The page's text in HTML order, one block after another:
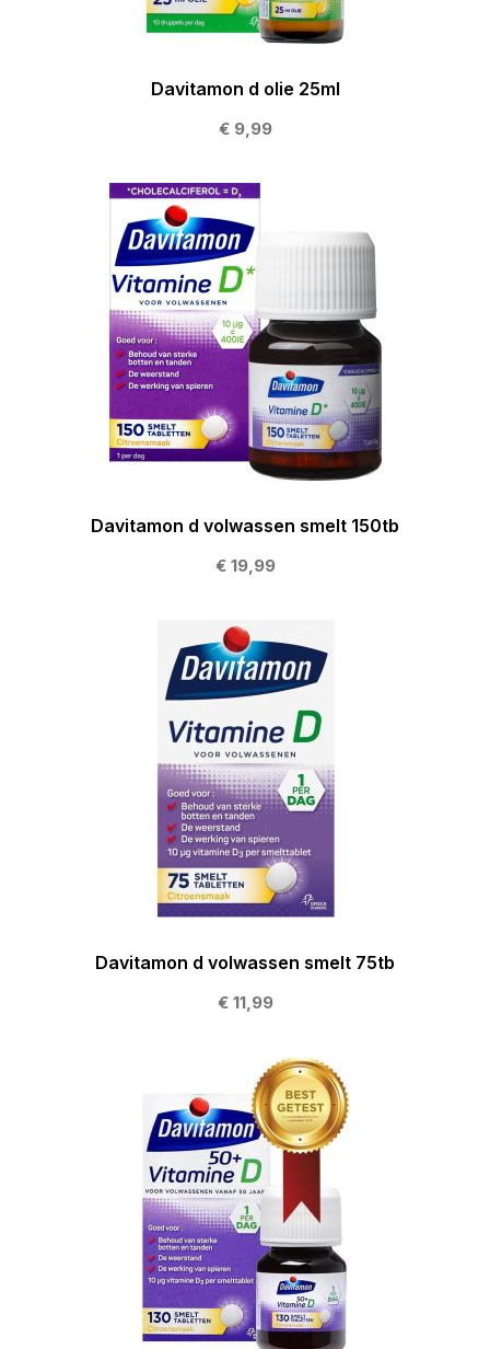
Davitamon d olie 25ml
€ 9,99
Davitamon d volwassen smelt 150tb
€ 19,99
Davitamon d volwassen smelt 75tb
€ 11,99